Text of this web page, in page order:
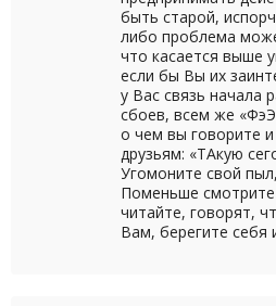
быть старой,
либо проблема
что касается выше
если бы Вы их
у Вас связь начала
сбоев, всем же
о чем вы говорите
друзьям: «ТАкую
Угомоните свой
Поменьше
читайте, говорят,
Вам, берегите себя